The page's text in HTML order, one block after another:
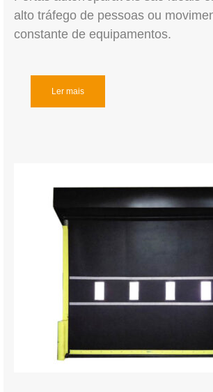
alto tráfego de pessoas ou
constante de equipamentos.
Ler mais